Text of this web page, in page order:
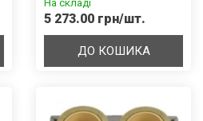
На складі
5 273.00 грн/шт.
ДО КОШИКА